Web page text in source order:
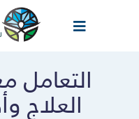
التعامل
العلاج